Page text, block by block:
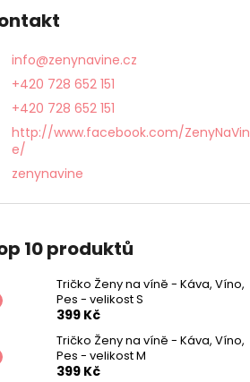
info@zenynavine.cz
+420 728 652 151
+420 728 652 151
http://www.facebook.com/ZenyNaVin
e/
zenynavine
10 produktů
Tričko Ženy na víně - Káva, Víno,
Pes - velikost S
399 Kč
Tričko Ženy na víně - Káva, Víno,
Pes - velikost M
399 Kč